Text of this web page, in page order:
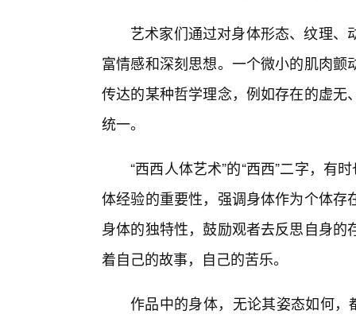
艺术家们通过对身体形态、纹理
富情感和深刻思想。一个微小的肌肉
传达的某种哲学理念，例如存在的虚
统一。
“西西人体艺术”的“西西”二字，有
体经验的重要性，强调身体作为个体
身体的独特性，鼓励观者去反思自身
着自己的故事，自己的苦乐。
作品中的身体，无论其姿态如何，